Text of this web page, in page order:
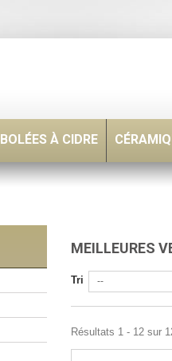
BOLÉES À CIDRE
MEILLEURES
Tri --
Résultats 1 - 12 sur